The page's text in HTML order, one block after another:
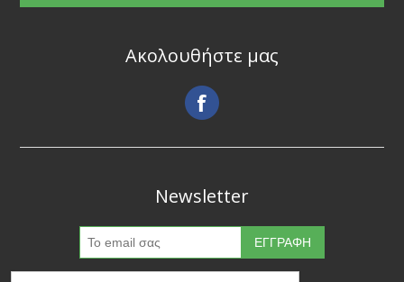
Ακολουθήστε μας
Newsletter